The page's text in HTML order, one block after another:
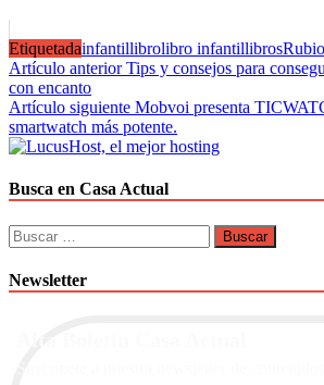
Etiquetadainfantillibrolibro infantillibrosRubio
Navegación
de
entradas
Artículo anterior Tips y consejos para
con encanto
Artículo siguiente Mobvoi presenta
smartwatch más potente.
Busca en Casa Actual
Buscar:
Newsletter